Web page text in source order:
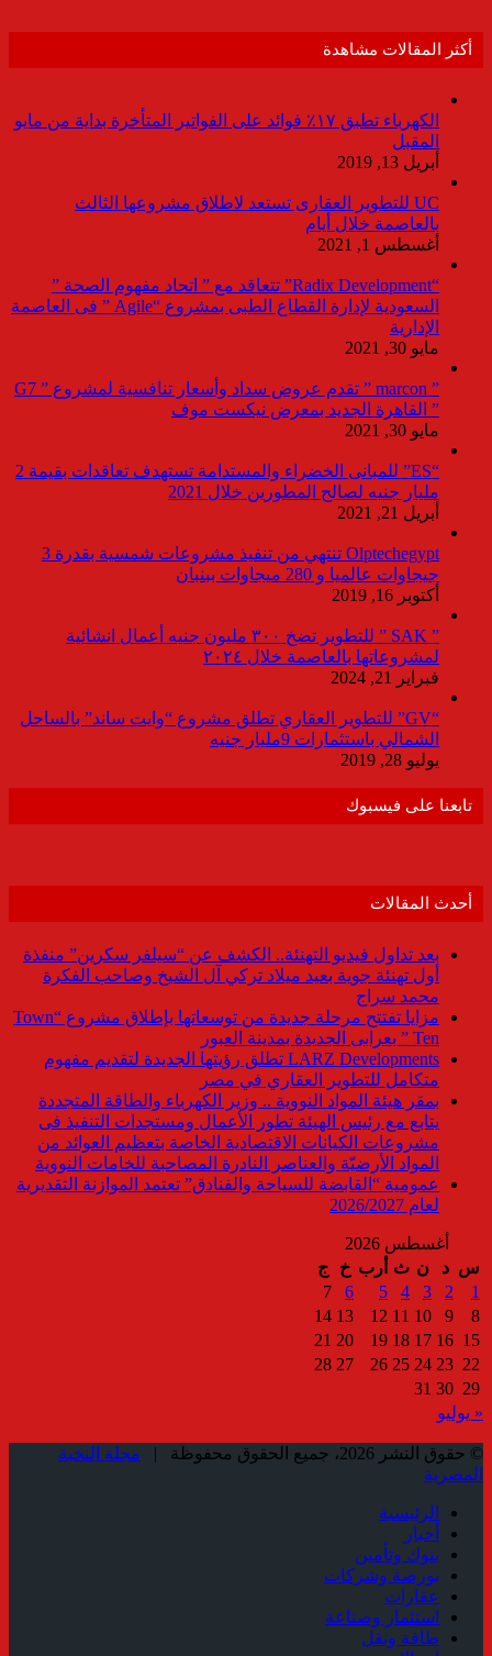
أكثر المقالات مشاهدة
الكهرباء تطبق ١٧٪ فوائد على الفواتير المتأخرة بداية من مايو
المقبل
أبريل 13, 2019
UC للتطوير العقارى تستعد لاطلاق مشروعها الثالث
بالعاصمة خلال أيام
أغسطس 1, 2021
“Radix Development” تتعاقد مع ” اتحاد مفهوم الصحة ”
السعودية لإدارة القطاع الطبى بمشروع “Agile ” فى العاصمة
الإدارية
مايو 30, 2021
” marcon ” تقدم عروض سداد وأسعار تنافسية لمشروع ” G7
” القاهرة الجديد بمعرض نيكست موف
مايو 30, 2021
“ES” للمبانى الخضراء والمستدامة تستهدف تعاقدات بقيمة 2
مليار جنيه لصالح المطورين خلال 2021
أبريل 21, 2021
Olptechegypt تنتهي من تنفيذ مشروعات شمسية بقدرة 3
جيجاوات عالميا و 280 ميجاوات ببنبان
أكتوبر 16, 2019
” SAK ” للتطوير تضخ ٣٠٠ مليون جنيه أعمال انشائية
لمشروعاتها بالعاصمة خلال ٢٠٢٤
فبراير 21, 2024
“GV” للتطوير العقاري تطلق مشروع “وايت ساند” بالساحل
الشمالي باستثمارات 9مليار جنيه
يوليو 28, 2019
تابعنا على فيسبوك
أحدث المقالات
بعد تداول فيديو التهنئة.. الكشف عن “سيلفر سكرين” منفذة
أول تهنئة جوية بعيد ميلاد تركي آل الشيخ وصاحب الفكرة
محمد سراج
مزايا تفتتح مرحلة جديدة من توسعاتها بإطلاق مشروع “Town
Ten ” بعرابى الجديدة بمدينة العبور
LARZ Developments تطلق رؤيتها الجديدة لتقديم مفهوم
متكامل للتطوير العقاري في مصر
بمقر هيئة المواد النووية .. وزير الكهرباء والطاقة المتجددة
يتابع مع رئيس الهيئة تطور الأعمال ومستجدات التنفيذ فى
مشروعات الكيانات الاقتصادية الخاصة بتعظيم العوائد من
المواد الأرضيّة والعناصر النادرة المصاحبة للخامات النووية
عمومية “القابضة للسياحة والفنادق” تعتمد الموازنة التقديرية
لعام 2026/2027
أغسطس 2026
س د ن ث أرب خ
ج
1
2
3
4
5
6
7
8
9
10
11
12
13
14
15
16
17
18
19
20
21
22
23
24
25
26
27
28
29
30
31
« يوليو
© حقوق النشر 2026، جميع الحقوق محفوظة |
مجلة النخبة
المصرية
الرئيسية
أخبار
بنوك وتأمين
بورصة وشركات
عقارات
استثمار وصناعة
طاقة ونقل